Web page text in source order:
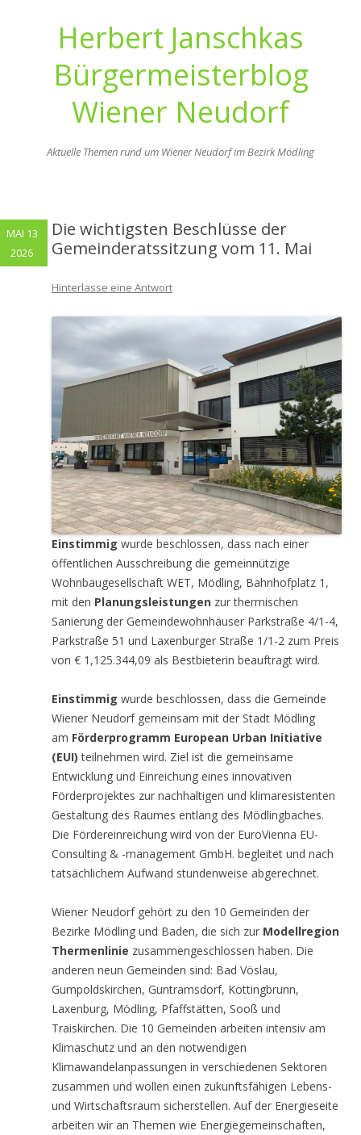
Herbert Janschkas
Bürgermeisterblog
Wiener Neudorf
Aktuelle Themen rund um Wiener Neudorf im Bezirk Mödling
Die wichtigsten Beschlüsse der
Gemeinderatssitzung vom 11. Mai
Hinterlasse eine Antwort
Einstimmig wurde beschlossen, dass nach einer
öffentlichen Ausschreibung die gemeinnützige
Wohnbaugesellschaft WET, Mödling, Bahnhofplatz 1,
mit den Planungsleistungen zur thermischen
Sanierung der Gemeindewohnhäuser Parkstraße 4/1-4,
Parkstraße 51 und Laxenburger Straße 1/1-2 zum Preis
von € 1,125.344,09 als Bestbieterin beauftragt wird.
Einstimmig wurde beschlossen, dass die Gemeinde
Wiener Neudorf gemeinsam mit der Stadt Mödling
am Förderprogramm European Urban Initiative
(EUI) teilnehmen wird. Ziel ist die gemeinsame
Entwicklung und Einreichung eines innovativen
Förderprojektes zur nachhaltigen und klimaresistenten
Gestaltung des Raumes entlang des Mödlingbaches.
Die Fördereinreichung wird von der EuroVienna EU-
Consulting & -management GmbH. begleitet und nach
tatsächlichem Aufwand stundenweise abgerechnet.
Wiener Neudorf gehört zu den 10 Gemeinden der
Bezirke Mödling und Baden, die sich zur Modellregion
Thermenlinie zusammengeschlossen haben. Die
anderen neun Gemeinden sind: Bad Vöslau,
Gumpoldskirchen, Guntramsdorf, Kottingbrunn,
Laxenburg, Mödling, Pfaffstätten, Sooß und
Traiskirchen. Die 10 Gemeinden arbeiten intensiv am
Klimaschutz und an den notwendigen
Klimawandelanpassungen in verschiedenen Sektoren
zusammen und wollen einen zukunftsfähigen Lebens-
und Wirtschaftsraum sicherstellen. Auf der Energieseite
arbeiten wir an Themen wie Energiegemeinschaften,
MAI 13
2026